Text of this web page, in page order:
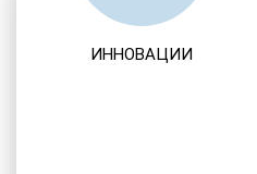
ИННОВАЦИИ